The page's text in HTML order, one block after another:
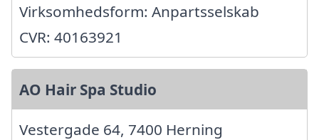
Virksomhedsform: Anpartsselskab
CVR: 40163921
AO Hair Spa Studio
Vestergade 64, 7400 Herning